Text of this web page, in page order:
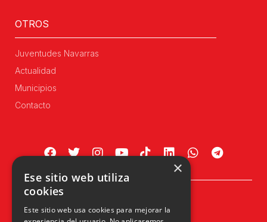
OTROS
Juventudes Navarras
Actualidad
Municipios
Contacto
31002 Pamplona, Navarra
×
Ese sitio web utiliza
cookies
Este sitio web usa cookies para mejorar la